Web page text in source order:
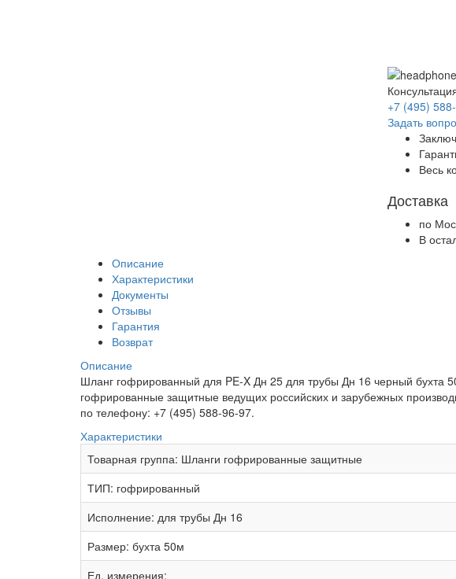
+7 (495)
Задать
Весь
Доставка
по
В
Описание
Характеристики
Документы
Отзывы
Гарантия
Возврат
Описание
Шланг гофрированный для PE-X Дн 25 для трубы Дн 16 черный
гофрированные защитные ведущих российских и зарубежных
по телефону: +7 (495) 588-96-97.
Характеристики
Товарная группа: Шланги гофрированные защитные
ТИП: гофрированный
Исполнение: для трубы Дн 16
Размер: бухта 50м
Ед. измерения: